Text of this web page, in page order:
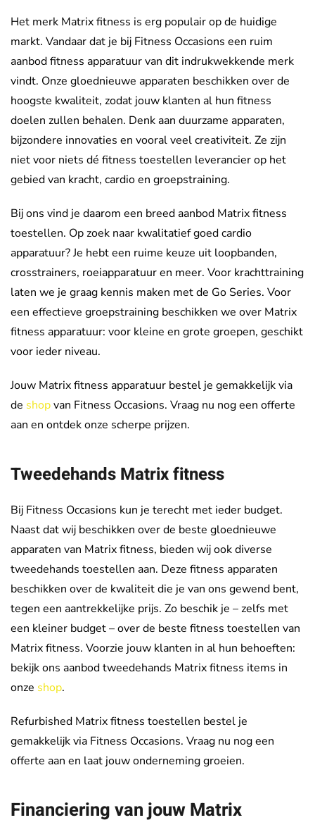
Het merk Matrix fitness is erg populair op de huidige
markt. Vandaar dat je bij Fitness Occasions een ruim
aanbod fitness apparatuur van dit indrukwekkende merk
vindt. Onze gloednieuwe apparaten beschikken over de
hoogste kwaliteit, zodat jouw klanten al hun fitness
doelen zullen behalen. Denk aan duurzame apparaten,
bijzondere innovaties en vooral veel creativiteit. Ze zijn
niet voor niets dé fitness toestellen leverancier op het
gebied van kracht, cardio en groepstraining.
Bij ons vind je daarom een breed aanbod Matrix fitness
toestellen. Op zoek naar kwalitatief goed cardio
apparatuur? Je hebt een ruime keuze uit loopbanden,
crosstrainers, roeiapparatuur en meer. Voor krachttraining
laten we je graag kennis maken met de Go Series. Voor
een effectieve groepstraining beschikken we over Matrix
fitness apparatuur: voor kleine en grote groepen, geschikt
voor ieder niveau.
Jouw Matrix fitness apparatuur bestel je gemakkelijk via
de shopvan Fitness Occasions. Vraag nu nog een offerte
aan en ontdek onze scherpe prijzen.
Tweedehands Matrix fitness
Bij Fitness Occasions kun je terecht met ieder budget.
Naast dat wij beschikken over de beste gloednieuwe
apparaten van Matrix fitness, bieden wij ook diverse
tweedehands toestellen aan. Deze fitness apparaten
beschikken over de kwaliteit die je van ons gewend bent,
tegen een aantrekkelijke prijs. Zo beschik je – zelfs met
een kleiner budget – over de beste fitness toestellen van
Matrix fitness. Voorzie jouw klanten in al hun behoeften:
bekijk ons aanbod tweedehands Matrix fitness items in
onze shop.
Refurbished Matrix fitness toestellen bestel je
gemakkelijk via Fitness Occasions. Vraag nu nog een
offerte aan en laat jouw onderneming groeien.
Financiering van jouw Matrix